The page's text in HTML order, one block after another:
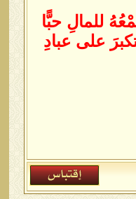
للمالِ حبًّا
على عبادِ